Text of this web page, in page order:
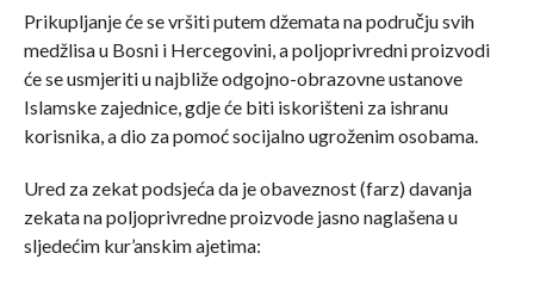
Prikupljanje će se vršiti putem džemata na području svih
medžlisa u Bosni i Hercegovini, a poljoprivredni proizvodi
će se usmjeriti u najbliže odgojno-obrazovne ustanove
Islamske zajednice, gdje će biti iskorišteni za ishranu
korisnika, a dio za pomoć socijalno ugroženim osobama.
Ured za zekat podsjeća da je obaveznost (farz) davanja
zekata na poljoprivredne proizvode jasno naglašena u
sljedećim kur’anskim ajetima: